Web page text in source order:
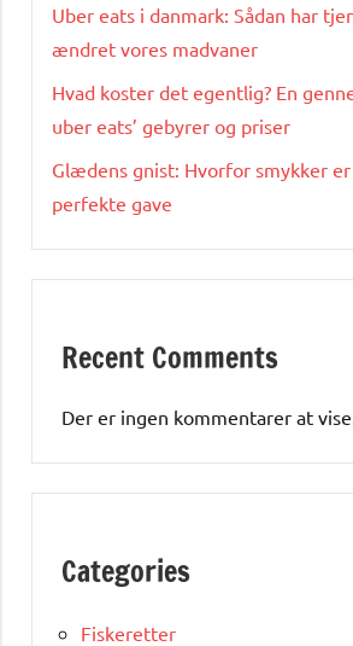
Uber eats i danmark: Sådan har
ændret vores madvaner
Hvad koster det egentlig? En
uber eats’ gebyrer og priser
Glædens gnist: Hvorfor smykker
perfekte gave
Recent Comments
Der er ingen kommentarer at vise.
Categories
Fiskeretter